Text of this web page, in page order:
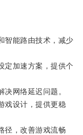
能路由技术，减少
加速方案，提供个
网络延迟问题。
设计，提供更稳
，改善游戏流畅